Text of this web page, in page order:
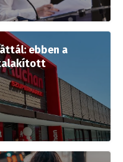
ebben a